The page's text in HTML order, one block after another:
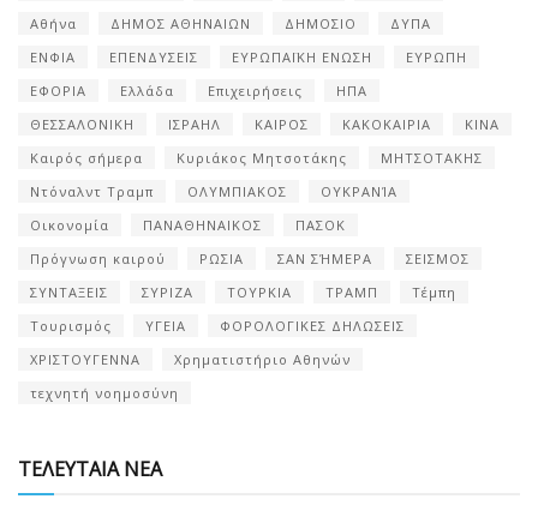
Αθήνα
ΔΗΜΟΣ ΑΘΗΝΑΙΩΝ ΔΗΜΟΣΙΟ
ΔΥΠΑ
ΕΝΦΙΑ
ΕΠΕΝΔΥΣΕΙΣ ΕΥΡΩΠΑΪΚΗ ΕΝΩΣΗ
ΕΥΡΩΠΗ
ΕΦΟΡΙΑ
Ελλάδα Επιχειρήσεις
ΗΠΑ
ΘΕΣΣΑΛΟΝΙΚΗ
ΙΣΡΑΗΛ ΚΑΙΡΟΣ ΚΑΚΟΚΑΙΡΙΑ
ΚΙΝΑ
Καιρός σήμερα
Κυριάκος Μητσοτάκης
ΜΗΤΣΟΤΑΚΗΣ
Ντόναλντ Τραμπ
ΟΛΥΜΠΙΑΚΟΣ
ΟΥΚΡΑΝΊΑ
Οικονομία
ΠΑΝΑΘΗΝΑΙΚΟΣ
ΠΑΣΟΚ
Πρόγνωση καιρού
ΡΩΣΙΑ ΣΑΝ ΣΉΜΕΡΑ
ΣΕΙΣΜΟΣ
ΣΥΝΤΑΞΕΙΣ
ΣΥΡΙΖΑ ΤΟΥΡΚΙΑ ΤΡΑΜΠ
Τέμπη
Τουρισμός
ΥΓΕΙΑ
ΦΟΡΟΛΟΓΙΚΕΣ ΔΗΛΩΣΕΙΣ
ΧΡΙΣΤΟΥΓΕΝΝΑ
Χρηματιστήριο Αθηνών
τεχνητή νοημοσύνη
ΤΕΛΕΥΤΑΙΑ ΝΕΑ